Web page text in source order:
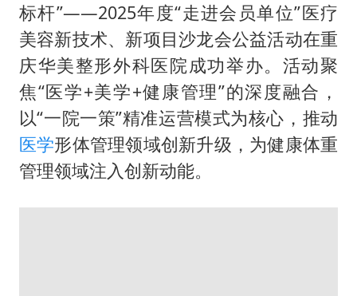
女孩摆摊卖菌子时收到北大通知书
曝美拒绝乌增购“爱国者”导弹请求
公司“上四休三”但要降薪1000元
改名后的“青海拉面”店
女孩南太行山失联超11天 直击搜寻
东方之约 相约未来
标杆”——2025年度“走进会员单位”医疗
美容新技术、新项目沙龙会公益活动在重
庆华美整形外科医院成功举办。活动聚
焦“医学+美学+健康管理”的深度融合，
以“一院一策”精准运营模式为核心，推动
医学形体管理领域创新升级，为健康体重
管理领域注入创新动能。